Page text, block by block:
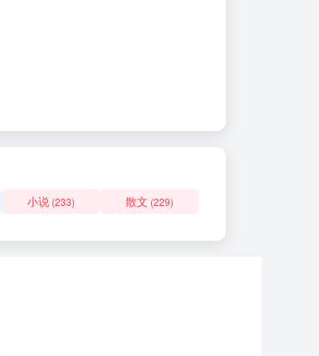
小说(233) 散文 (229)